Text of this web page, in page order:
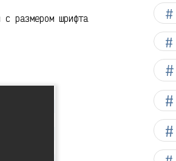
с размером шрифта